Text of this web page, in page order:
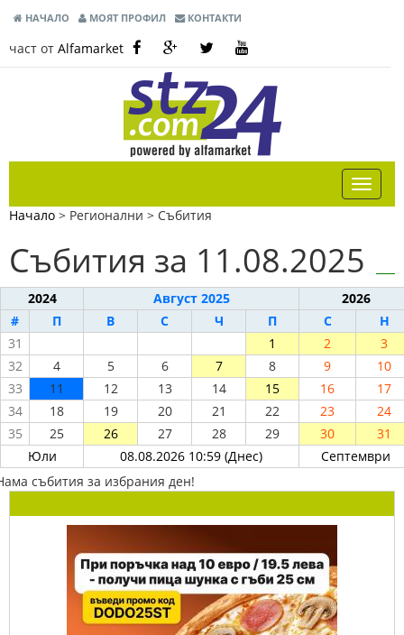
НАЧАЛО МОЯТ ПРОФИЛ КОНТАКТИ
част от Alfamarket
Начало > Регионални > Събития
Събития за 11.08.2025
2024 Август 2025
2026
#
П В С Ч П С
Н
31
1 2
3
32
4 5 6 7 8 9
10
33
11 12 13 14 15 16
17
34
18 19 20 21 22 23
24
35
25 26 27 28 29 30
31
Юли
08.08.2026 10:59 (Днес)
Септември
събития за избрания ден!